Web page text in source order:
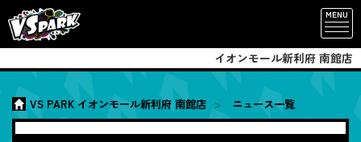
MENU
イオンモール新利府 南館店
VS PARK イオンモール新利府 南館店 ニュース一覧